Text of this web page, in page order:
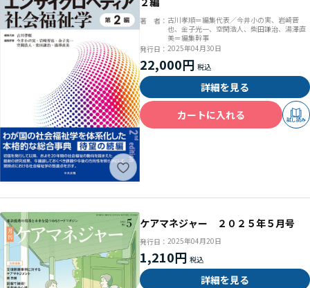
著 者： 古川孝順＝編集代表／今井小の実、岩崎晋
也、金子光一、空閑浩人、柴田謙治、湯澤直
美＝編集幹事
発行日： 2025年04月30日
22,000円
詳細を見る
カートに入れる
試し読み
ケアマネジャー ２０２５年５月号
発行日： 2025年04月20日
1,210円
詳細を見る